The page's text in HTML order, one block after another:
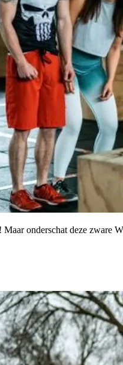
onderschat deze zware